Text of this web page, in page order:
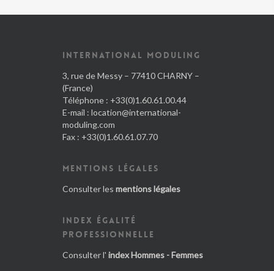
INTERNATIONAL MODULING
3, rue de Messy – 77410 CHARNY –
(France)
Téléphone : +33(0)1.60.61.00.44
E-mail : location@international-
moduling.com
Fax : +33(0)1.60.61.07.70
MENTIONS LÉGALES
Consulter les mentions légales
INDEX ÉGALITÉ
PROFESSIONNELLE
Consulter l' index Hommes - Femmes